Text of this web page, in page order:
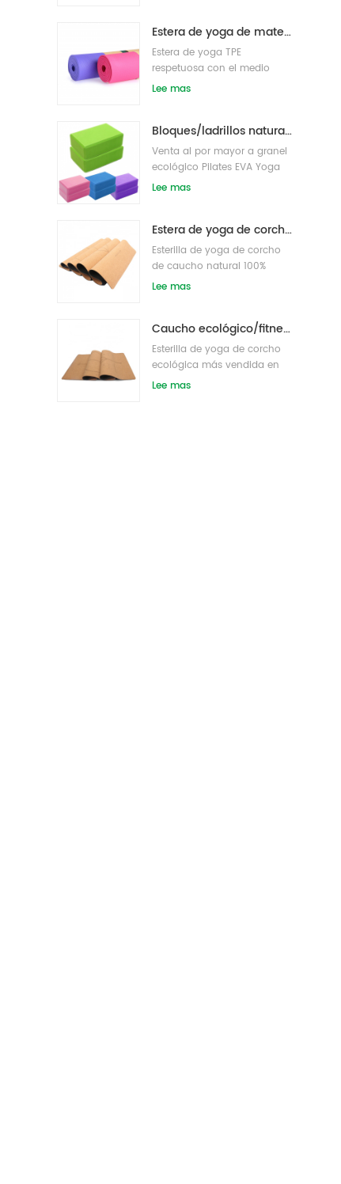
Estera de yoga de material impermeable antideslizante TPE respetuosa con el medio ambiente al por mayor
Estera de yoga TPE
respetuosa con el medio
ambiente de etiqueta privada
Lee mas
Bloques/ladrillos naturales de la yoga de la espuma de EVA del logotipo de encargo del nuevo estilo al por mayor
Venta al por mayor a granel
ecológico Pilates EVA Yoga
bloque s/ladrillos
Lee mas
Estera de yoga de corcho de etiqueta privada OEM con diseño personalizado
Esterilla de yoga de corcho
de caucho natural 100%
ecológico
Lee mas
Caucho ecológico/fitness/esterilla de yoga de corcho personalizada/esterillas de ejercicio de corcho
Esterilla de yoga de corcho
ecológica más vendida en
Amazon
Lee mas